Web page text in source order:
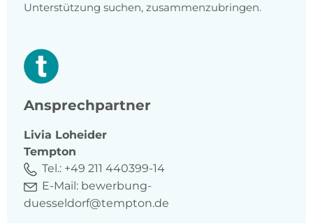
Unterstützung suchen, zusammenzubringen.
Ansprechpartner
Livia Loheider
Tempton
Tel.: +49 211 440399-14
E-Mail: bewerbung-
duesseldorf@tempton.de